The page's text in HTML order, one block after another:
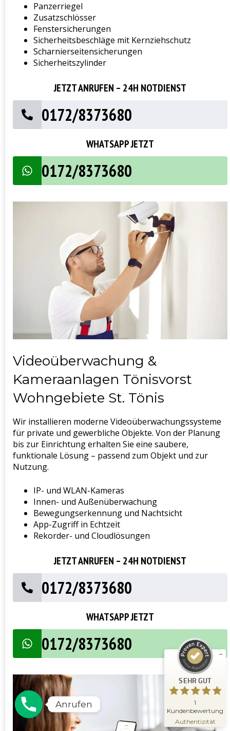
Panzerriegel
Zusatzschlösser
Fenstersicherungen
Sicherheitsbeschläge mit Kernziehschutz
Scharnierseitensicherungen
Sicherheitszylinder
JETZT ANRUFEN – 24H NOTDIENST
0172/8373680
WHATSAPP JETZT
0172/8373680
Videoüberwachung &
Kameraanlagen Tönisvorst
Wohngebiete St. Tönis
Wir installieren moderne Videoüberwachungssysteme
für private und gewerbliche Objekte. Von der Planung
bis zur Einrichtung erhalten Sie eine saubere,
funktionale Lösung – passend zum Objekt und zur
Nutzung.
IP- und WLAN-Kameras
Innen- und Außenüberwachung
Bewegungserkennung und Nachtsicht
App-Zugriff in Echtzeit
Rekorder- und Cloudlösungen
JETZT ANRUFEN – 24H NOTDIENST
0172/8373680
WHATSAPP JETZT
0172/8373680
Anrufen
SEHR GUT
1
Kundenbewertung
Authentizität
Kundenbewertungen und Erfahrungen zu
100
%
Empfehlungen auf
ProvenExpert.com
SEHR GUT
5,00
/
5,00
Bewertung auf ProvenExpert.com
Erfahren Sie mehr über dieses
Bewertungssiegel
09.11.2025
Profil ansehen